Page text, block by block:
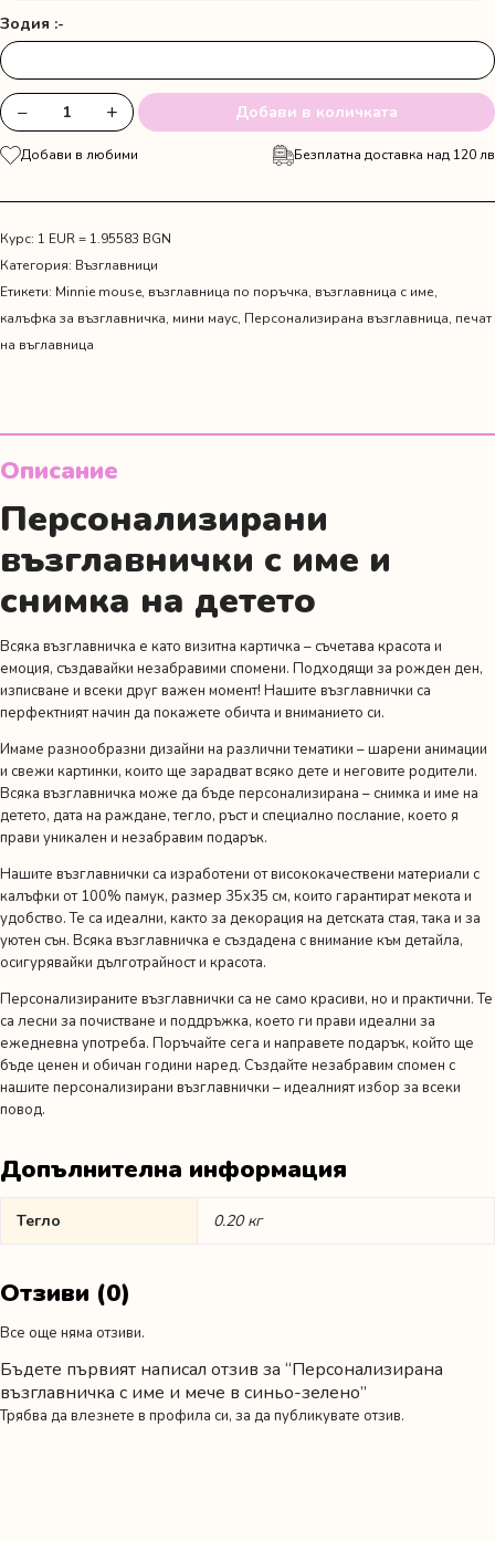
Зодия :-
количество
за
Персонализирана
име
и
мече
синьо-
зелено
− + Добави в количката
Добави в любими Безплатна доставка над 120 лв
Курс: 1 EUR = 1.95583 BGN
Категория: Възглавници
Етикети: Minnie mouse, възглавница по поръчка, възглавница с име,
калъфка за възглавничка, мини маус, Персонализирана възглавница, печат
на въглавница
Описание
Персонализирани
възглавнички с име и
снимка на детето
Всяка възглавничка е като визитна картичка – съчетава красота и
емоция, създавайки незабравими спомени. Подходящи за рожден ден,
изписване и всеки друг важен момент! Нашите възглавнички са
перфектният начин да покажете обичта и вниманието си.
Имаме разнообразни дизайни на различни тематики – шарени анимации
и свежи картинки, които ще зарадват всяко дете и неговите родители.
Всяка възглавничка може да бъде персонализирана – снимка и име на
детето, дата на раждане, тегло, ръст и специално послание, което я
прави уникален и незабравим подарък.
Нашите възглавнички са изработени от висококачествени материали с
калъфки от 100% памук, размер 35х35 см, които гарантират мекота и
удобство. Те са идеални, както за декорация на детската стая, така и за
уютен сън. Всяка възглавничка е създадена с внимание към детайла,
осигурявайки дълготрайност и красота.
Персонализираните възглавнички са не само красиви, но и практични. Те
са лесни за почистване и поддръжка, което ги прави идеални за
ежедневна употреба. Поръчайте сега и направете подарък, който ще
бъде ценен и обичан години наред. Създайте незабравим спомен с
нашите персонализирани възглавнички – идеалният избор за всеки
повод.
Допълнителна информация
Тегло 0.20 кг
Отзиви (0)
Все още няма отзиви.
Бъдете първият написал отзив за “Персонализирана
възглавничка с име и мече в синьо-зелено”
Трябва да влезнете в профила си, за да публикувате отзив.